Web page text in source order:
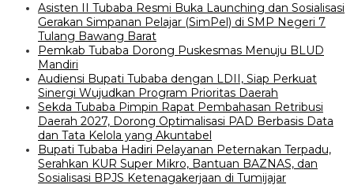
Asisten II Tubaba Resmi Buka Launching dan Sosialisasi
Gerakan Simpanan Pelajar (SimPel) di SMP Negeri 7
Tulang Bawang Barat
Pemkab Tubaba Dorong Puskesmas Menuju BLUD
Mandiri
Audiensi Bupati Tubaba dengan LDII, Siap Perkuat
Sinergi Wujudkan Program Prioritas Daerah
Sekda Tubaba Pimpin Rapat Pembahasan Retribusi
Daerah 2027, Dorong Optimalisasi PAD Berbasis Data
dan Tata Kelola yang Akuntabel
Bupati Tubaba Hadiri Pelayanan Peternakan Terpadu,
Serahkan KUR Super Mikro, Bantuan BAZNAS, dan
Sosialisasi BPJS Ketenagakerjaan di Tumijajar